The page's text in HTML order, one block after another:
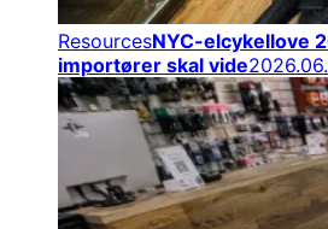
ResourcesNYC-elcykellove
importører skal vide